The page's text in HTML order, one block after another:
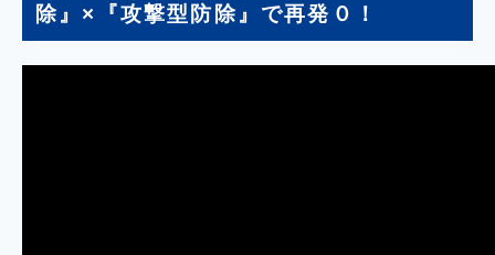
除』×『攻撃型防除』で再発０！